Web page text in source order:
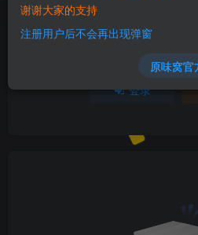
登录
谢谢大家的支持
注册用户后不会再出现弹窗
原味窝